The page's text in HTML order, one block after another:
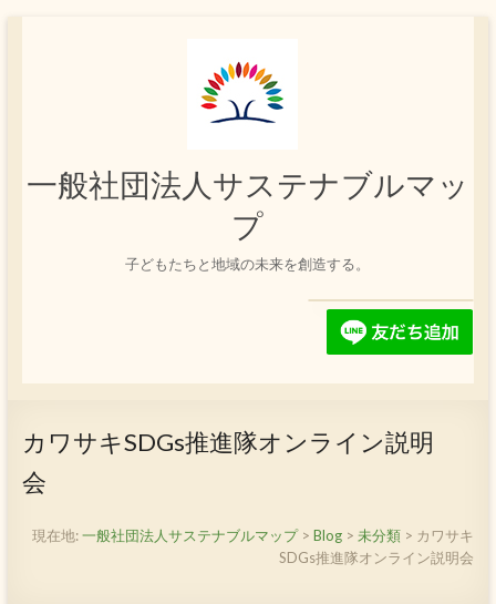
一般社団法人サステナブルマッ
プ
子どもたちと地域の未来を創造する。
カワサキSDGs推進隊オンライン説明
会
現在地:一般社団法人サステナブルマップ>Blog > 未分類 > カワサキ
SDGs推進隊オンライン説明会